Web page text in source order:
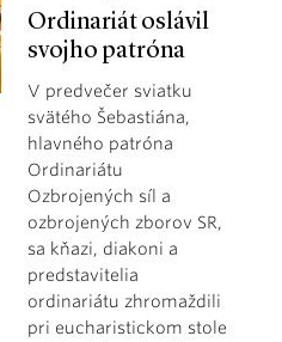
Ordinariát oslávil
svojho patróna
V predvečer sviatku
svätého Šebastiána,
hlavného patróna
Ordinariátu
Ozbrojených síl a
ozbrojených zborov SR,
sa kňazi, diakoni a
predstavitelia
ordinariátu zhromaždili
pri eucharistickom stole